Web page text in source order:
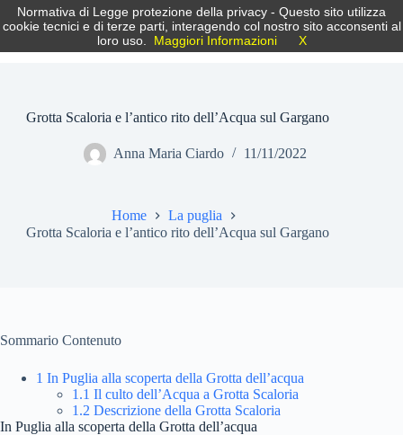
Salta
alPuglia.info
Le tue Vacanze in Puglia
Grotta Scaloria e l’antico rito dell’Acqua sul Gargano
Anna Maria Ciardo 11/11/2022
Home
La puglia
Grotta Scaloria e l’antico rito dell’Acqua sul Gargano
Sommario Contenuto
1 In Puglia alla scoperta della Grotta dell’acqua
1.1 Il culto dell’Acqua a Grotta Scaloria
1.2 Descrizione della Grotta Scaloria
In Puglia alla scoperta della Grotta dell’acqua
Normativa di Legge protezione della privacy - Questo sito utilizza
cookie tecnici e di terze parti, interagendo col nostro sito acconsenti al
loro uso.
Maggiori Informazioni X